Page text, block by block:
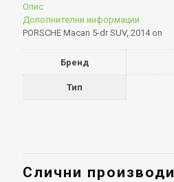
Опис
Дополнителни информации
PORSCHE Macan 5-dr SUV, 2014 on
Бренд
Тип
Слични производи